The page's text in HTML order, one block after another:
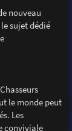
nouveau
sujet dédié
le monde peut
Les
conviviale